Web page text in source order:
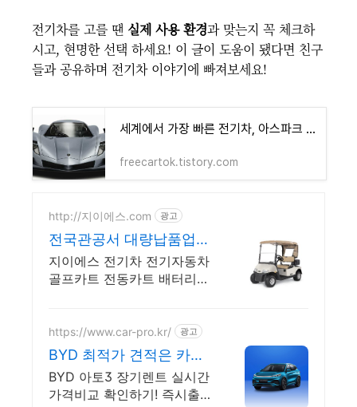
전기차를 고를 땐 실제 사용 환경과 맞는지 꼭 체크하
시고, 현명한 선택 하세요! 이 글이 도움이 됐다면 친구
들과 공유하며 전기차 이야기에 빠져보세요!
세계에서 가장 빠른 전기차, 아스파크 아울 모든 것! 가격 제원 숨겨진 놀라운 비밀은?
freecartok.tistory.com
http://지이에스.com 광고
전국관공서 대량납품업체
지역축제행사임대
지이에스 전기차 전기자동차
골프카트 전동카트 배터리카
https://www.car-pro.kr/ 광고
BYD 최적가 견적은 카베
이 BYD 특가차량 무료견
적
BYD 아토3 장기렌트 실시간
가격비교 확인하기! 즉시출고